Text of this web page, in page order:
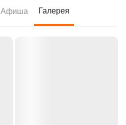
Афиша Галерея